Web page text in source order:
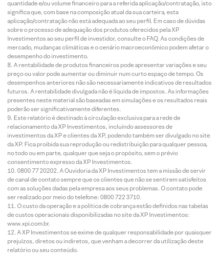
quantidade e/ou volume financeiro para a referida aplicação/contratação, isto
significa que, com base na composição atual da sua carteira, esta
aplicação/contratação não está adequada ao seu perfil. Em caso de dúvidas
sobre o processo de adequação dos produtos oferecidos pela XP
Investimentos ao seu perfil de investidor, consulte o FAQ. As condições de
mercado, mudanças climáticas e o cenário macroeconômico podem afetar o
desempenho do investimento.
A rentabilidade de produtos financeiros pode apresentar variações e seu
preço ou valor pode aumentar ou diminuir num curto espaço de tempo. Os
desempenhos anteriores não são necessariamente indicativos de resultados
futuros. A rentabilidade divulgada não é líquida de impostos. As informações
presentes neste material são baseadas em simulações e os resultados reais
poderão ser significativamente diferentes.
Este relatório é destinado à circulação exclusiva para a rede de
relacionamento da XP Investimentos, incluindo assessores de
investimentos da XP e clientes da XP, podendo também ser divulgado no site
da XP. Fica proibida sua reprodução ou redistribuição para qualquer pessoa,
no todo ou em parte, qualquer que seja o propósito, sem o prévio
consentimento expresso da XP Investimentos.
0800 77 20202. A Ouvidoria da XP Investimentos tem a missão de servir
de canal de contato sempre que os clientes que não se sentirem satisfeitos
com as soluções dadas pela empresa aos seus problemas. O contato pode
ser realizado por meio do telefone: 0800 722 3710.
O custo da operação e a política de cobrança estão definidos nas tabelas
de custos operacionais disponibilizadas no site da XP Investimentos:
www.xpi.com.br.
A XP Investimentos se exime de qualquer responsabilidade por quaisquer
prejuízos, diretos ou indiretos, que venham a decorrer da utilização deste
relatório ou seu conteúdo.